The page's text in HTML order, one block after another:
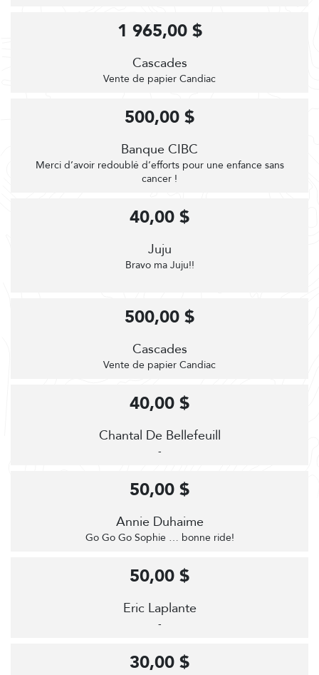
Cascades
Vente de papier Candiac
1 965,00 $
Banque CIBC
Merci d’avoir redoublé d’efforts pour une enfance sans
cancer !
500,00 $
Juju
Bravo ma Juju!!
40,00 $
Cascades
Vente de papier Candiac
500,00 $
Chantal De Bellefeuill
-
40,00 $
Annie Duhaime
Go Go Go Sophie … bonne ride!
50,00 $
Eric Laplante
-
50,00 $
30,00 $